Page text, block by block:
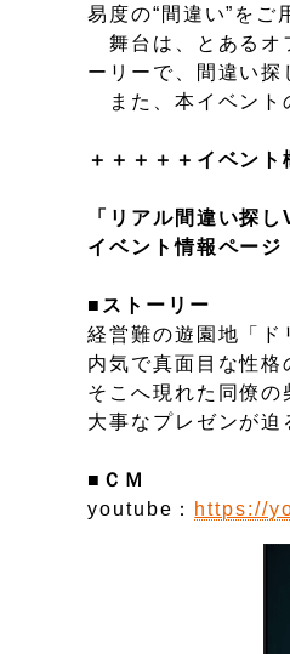
易度の“間違い”を
舞台は、とあるオ
ーリーで、間違い探
また、本イベント
＋＋＋＋＋イベント
「リアル間違い探し
イベント情報ページ
■ストーリー
経営難の遊園地「ド
内気で真面目な性格
そこへ現れた同僚の
大事なプレゼンが
■ＣＭ
​youtube： https://